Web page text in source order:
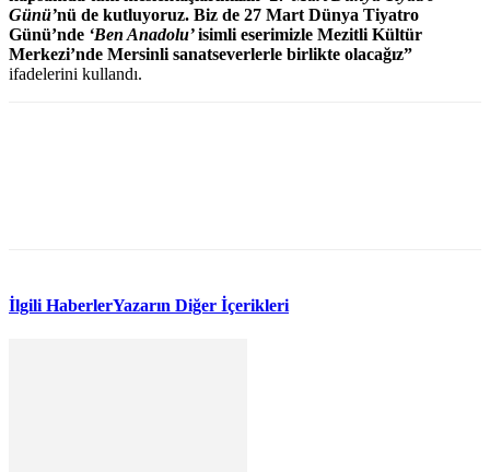
Günü’nü de kutluyoruz. Biz de 27 Mart Dünya Tiyatro
Günü’nde ‘Ben Anadolu’isimli eserimizle Mezitli Kültür
Merkezi’nde Mersinli sanatseverlerle birlikte olacağız”
ifadelerini kullandı.
İlgili HaberlerYazarın Diğer İçerikleri